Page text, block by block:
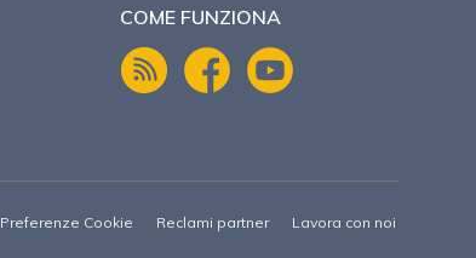
COME FUNZIONA
Preferenze Cookie Reclami partner
Lavora con noi